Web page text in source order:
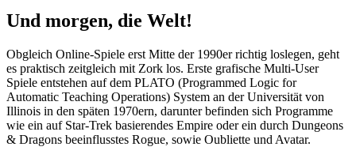
Und morgen, die Welt!
Obgleich Online-Spiele erst Mitte der 1990er richtig loslegen, geht
es praktisch zeitgleich mit Zork los. Erste grafische Multi-User
Spiele entstehen auf dem PLATO (Programmed Logic for
Automatic Teaching Operations) System an der Universität von
Illinois in den späten 1970ern, darunter befinden sich Programme
wie ein auf Star-Trek basierendes Empire oder ein durch Dungeons
& Dragons beeinflusstes Rogue, sowie Oubliette und Avatar.